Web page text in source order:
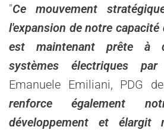
"Ce mouvement
l'expansion de notre
est maintenant prête à
systèmes électriques
Emanuele Emiliani, PDG
renforce également
développement et élargit